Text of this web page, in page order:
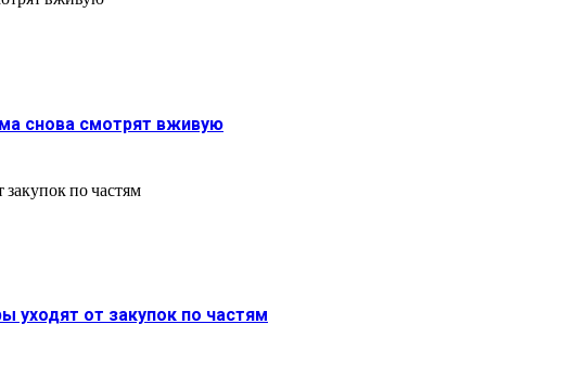
снова смотрят вживую
уходят от закупок по частям